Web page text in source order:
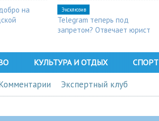
на
Эксклюзив
Telegram теперь под
запретом? Отвечает юрист
КУЛЬТУРА И ОТДЫХ СПОРТ
Экспертный клуб